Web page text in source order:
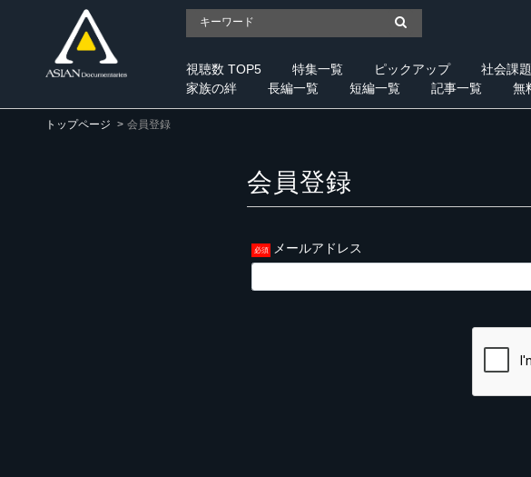
視聴数 TOP5 特集一覧 ピックアップ 社会課
家族の絆
長編一覧 短編一覧 記事一覧 無
トップページ 会員登録
会員登録
メールアドレス